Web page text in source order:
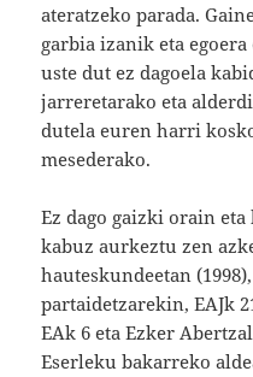
ateratzeko parada.
garbia izanik eta
uste dut ez dagoela
jarreretarako eta
dutela euren harri
mesederako.
Ez dago gaizki orain eta
kabuz aurkeztu zen
hauteskundeetan
partaidetzarekin, EAJk
EAk 6 eta Ezker
Eserleku bakarreko